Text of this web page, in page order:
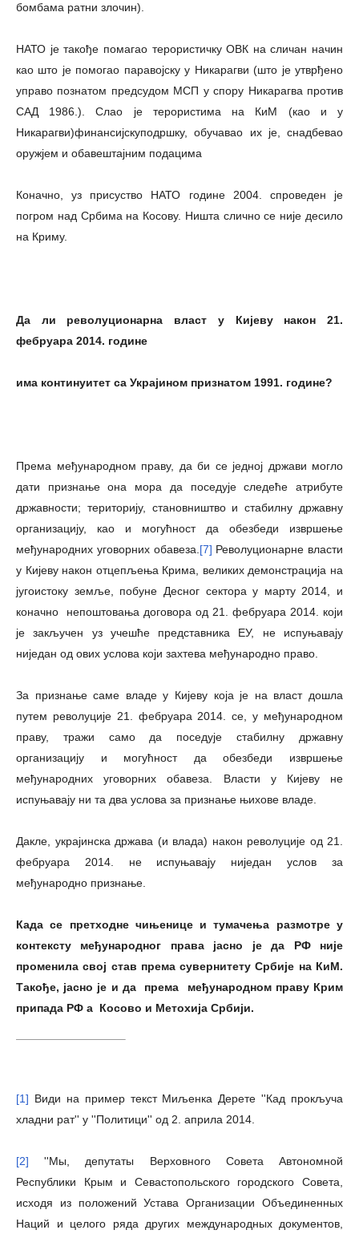
бомбама ратни злочин).
НАТО је такође помагао терористичку ОВК на сличан начин
као што је помогао паравојску у Никарагви (што је утврђено
управо познатом предсудом МСП у спору Никарагва против
САД 1986.). Слао је терористима на КиМ (као и у
Никарагви)финансијскуподршку, обучавао их је, снадбевао
оружјем и обавештајним подацима
Коначно, уз присуство НАТО године 2004. спроведен је
погром над Србима на Косову. Ништа слично се није десило
на Криму.
Да ли револуционарна власт у Кијеву након 21.
фебруара 2014. године
има континуитет са Украјином признатом 1991. године?
Према међународном праву, да би се једној држави могло
дати признање она мора да поседује следеће атрибуте
државности; територију, становништво и стабилну државну
организацију, као и могућност да обезбеди извршење
међународних уговорних обавеза. [7] Револуционарне власти
у Кијеву након отцепљења Крима, великих демонстрација на
југоистоку земље, побуне Десног сектора у марту 2014, и
коначно непоштовања договора од 21. фебруара 2014. који
је закључен уз учешће представника ЕУ, не испуњавају
ниједан од ових услова који захтева међународно право.
За признање саме владе у Кијеву која је на власт дошла
путем револуције 21. фебруара 2014. се, у међународном
праву, тражи само да поседује стабилну државну
организацију и могућност да обезбеди извршење
међународних уговорних обавеза. Власти у Кијеву не
испуњавају ни та два услова за признање њихове владе.
Дакле, украјинска држава (и влада) након револуције од 21.
фебруара 2014. не испуњавају ниједан услов за
међународно признање.
Када се претходне чињенице и тумачења размотре у
контексту међународног права јасно је да РФ није
променила свој став према сувернитету Србије на КиМ.
Такође, јасно је и да према међународном праву Крим
припада РФ а Косово и Метохија Србији.
[1] Види на пример текст Миљенка Дерете ''Кад прокључа
хладни рат'' у ''Политици'' од 2. априла 2014.
[2] ''Мы, депутаты Верховного Совета Автономной
Республики Крым и Севастопольского городского Совета,
исходя из положений Устава Организации Объединенных
Наций и целого ряда других международных документов,